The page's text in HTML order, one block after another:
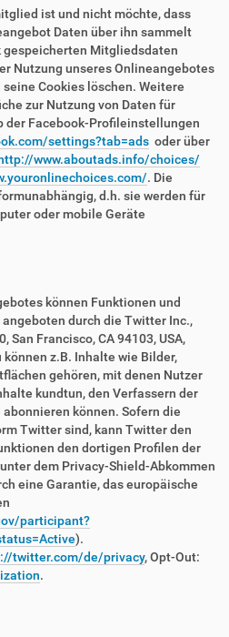
ist und nicht möchte, dass
Daten über ihn sammelt
gespeicherten Mitgliedsdaten
Nutzung unseres Onlineangebotes
Cookies löschen. Weitere
zur Nutzung von Daten für
der Facebook-Profileinstellungen
settings?tab=ads oder über
http://www.aboutads.info/choices/
. Die
d.h. sie werden für
oder mobile Geräte
können Funktionen und
durch die Twitter Inc.,
San Francisco, CA 94103, USA,
z.B. Inhalte wie Bilder,
gehören, mit denen Nutzer
kundtun, den Verfassern der
können. Sofern die
Twitter sind, kann Twitter den
den dortigen Profilen der
dem Privacy-Shield-Abkommen
eine Garantie, das europäische
participant?
).
twitter.com/de/privacy, Opt-Out:
.